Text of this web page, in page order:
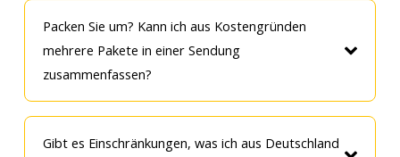
Packen Sie um? Kann ich aus Kostengründen
mehrere Pakete in einer Sendung
zusammenfassen?
Gibt es Einschränkungen, was ich aus Deutschland